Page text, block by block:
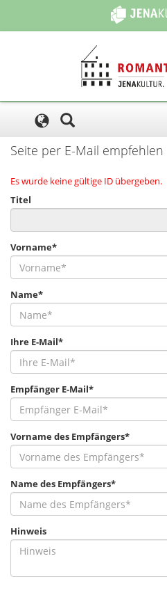
Seite per E-Mail empfehlen
Es wurde keine gültige ID übergeben.
Titel
Vorname*
Name*
Ihre E-Mail*
Empfänger E-Mail*
Vorname des Empfängers*
Name des Empfängers*
Hinweis